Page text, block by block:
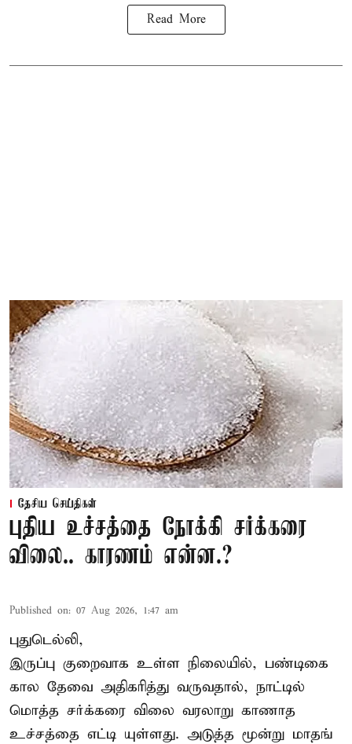
Read More
தேசிய செய்திகள்
புதிய உச்சத்தை நோக்கி சர்க்கரை
விலை.. காரணம் என்ன.?
Published on: 07 Aug 2026, 1:47 am
புதுடெல்லி,
இருப்பு குறைவாக உள்ள நிலையில், பண்டிகை
கால தேவை அதிகரித்து வருவதால், நாட்டில்
மொத்த சர்க்கரை விலை வரலாறு காணாத
உச்சத்தை எட்டி யுள்ளது. அடுத்த மூன்று மாதங்